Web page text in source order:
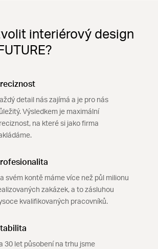
interiérový design
detail nás zajímá a je pro nás
Výsledkem je maximální
na které si jako firma
svém kontě máme více než půl milionu
zakázek, a to zásluhou
kvalifikovaných pracovníků.
30 let působení na trhu jsme